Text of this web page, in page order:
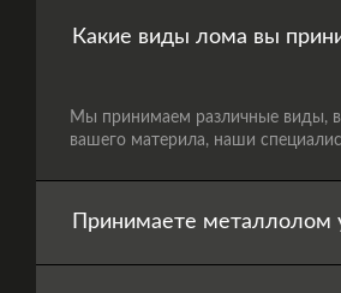
Какие виды лома вы
Мы принимаем различные виды,
вашего материла, наши
Принимаете металлолом